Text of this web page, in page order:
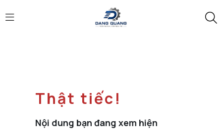
Thật tiếc!
Nội dung bạn đang xem hiện